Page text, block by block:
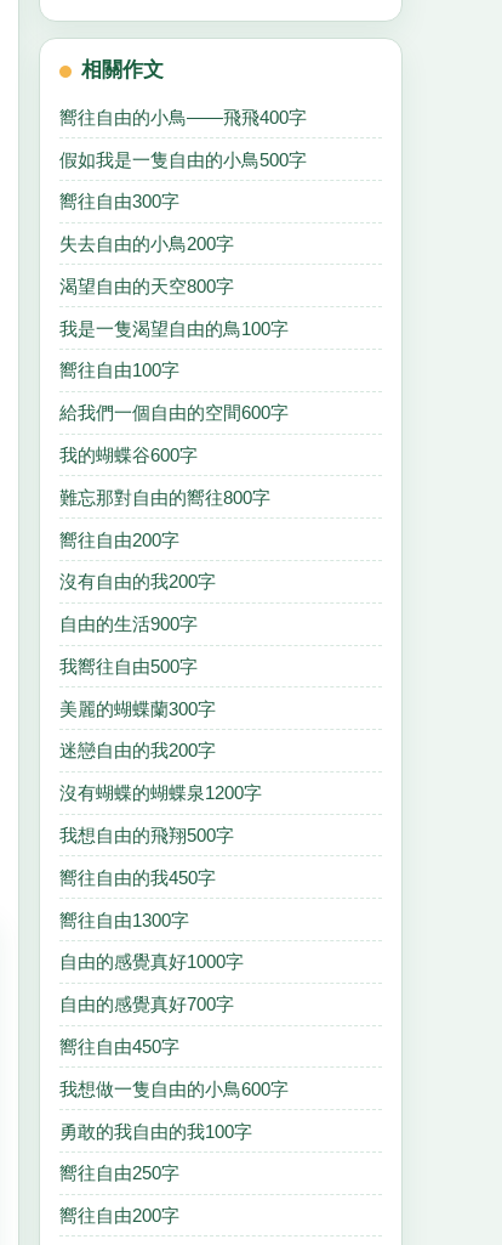
相關作文
嚮往自由的小鳥——飛飛400字
假如我是一隻自由的小鳥500字
嚮往自由300字
失去自由的小鳥200字
渴望自由的天空800字
我是一隻渴望自由的鳥100字
嚮往自由100字
給我們一個自由的空間600字
我的蝴蝶谷600字
難忘那對自由的嚮往800字
嚮往自由200字
沒有自由的我200字
自由的生活900字
我嚮往自由500字
美麗的蝴蝶蘭300字
迷戀自由的我200字
沒有蝴蝶的蝴蝶泉1200字
我想自由的飛翔500字
嚮往自由的我450字
嚮往自由1300字
自由的感覺真好1000字
自由的感覺真好700字
嚮往自由450字
我想做一隻自由的小鳥600字
勇敢的我自由的我100字
嚮往自由250字
嚮往自由200字